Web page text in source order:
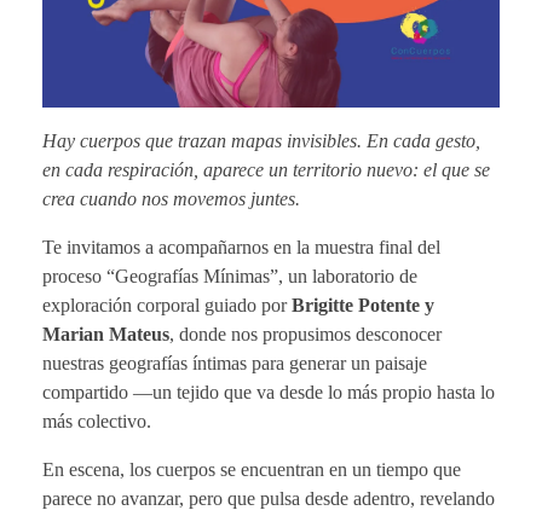
5
Hay cuerpos que trazan mapas invisibles. En cada gesto,
en cada respiración, aparece un territorio nuevo: el que se
crea cuando nos movemos juntes.
Te invitamos a acompañarnos en la muestra final del
proceso “Geografías Mínimas”, un laboratorio de
exploración corporal guiado porBrigitte Potente y
Marian Mateus, donde nos propusimos desconocer
nuestras geografías íntimas para generar un paisaje
compartido —un tejido que va desde lo más propio hasta lo
más colectivo.
En escena, los cuerpos se encuentran en un tiempo que
parece no avanzar, pero que pulsa desde adentro, revelando